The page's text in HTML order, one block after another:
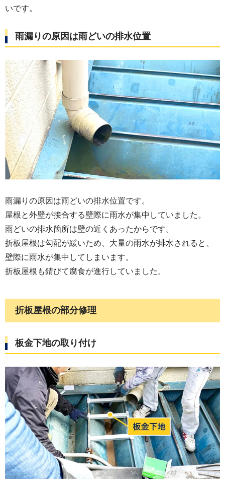
いです。
雨漏りの原因は雨どいの排水位置
雨漏りの原因は雨どいの排水位置です。
屋根と外壁が接合する壁際に雨水が集中していました。
雨どいの排水箇所は壁の近くあったからです。
折板屋根は勾配が緩いため、大量の雨水が排水されると、
壁際に雨水が集中してしまいます。
折板屋根も錆びて腐食が進行していました。
折板屋根の部分修理
板金下地の取り付け